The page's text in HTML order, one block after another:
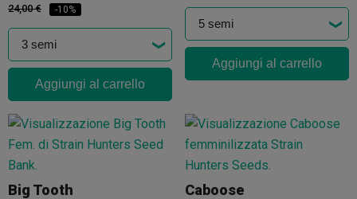
24,00 € -10%
Aggiungi al carrello
Aggiungi al carrello
Big Tooth Caboose